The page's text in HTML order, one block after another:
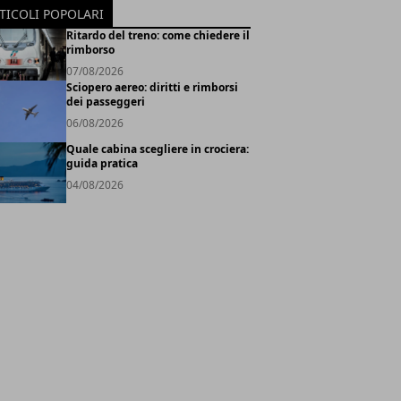
POPOLARI
Ritardo del treno: come chiedere il
rimborso
07/08/2026
Sciopero aereo: diritti e rimborsi
dei passeggeri
06/08/2026
Quale cabina scegliere in crociera:
guida pratica
04/08/2026